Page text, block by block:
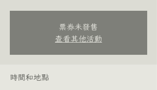
票券未發售
查看其他活動
時間和地點